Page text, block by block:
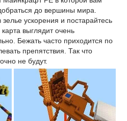
до вершины мира.
ускорения и постарайтесь
выглядит очень
Бежать часто приходится по
препятствия. Так что
не будут.